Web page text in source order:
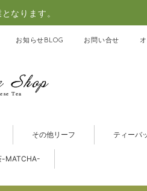
なります。
お知らせBLOG お問い合せ
その他リーフ ティーバ
-MATCHA-